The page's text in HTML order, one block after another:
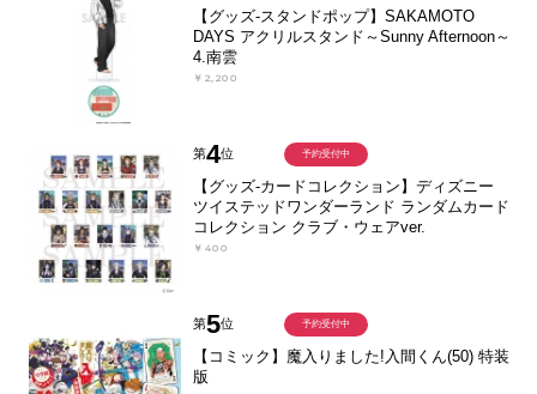
【グッズ-スタンドポップ】SAKAMOTO
DAYS アクリルスタンド～Sunny Afternoon～
4.南雲
￥2,200
第4位
【グッズ-カードコレクション】ディズニー
ツイステッドワンダーランド ランダムカード
コレクション クラブ・ウェアver.
￥400
予約受付中
第5位
【コミック】魔入りました!入間くん(50) 特装
版
予約受付中